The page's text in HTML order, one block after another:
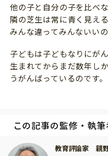
他の子と自分の子を比べ
隣の芝生は常に青く見え
みんな違ってみんないいの
子どもは子どもなりにが
生まれてからまだ数年し
うがんばっているのです。
この記事の監修・執筆
教育評論家 親